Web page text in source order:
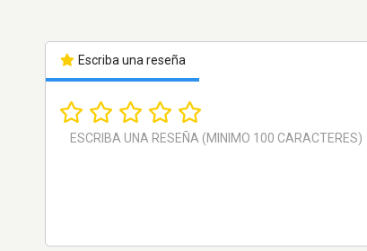
Escriba una reseña